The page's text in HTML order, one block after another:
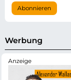
d
r
s
e
t
f
d
Abonnieren
Werbung